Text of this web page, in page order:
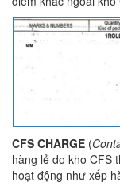
CFS CHARGE (
hàng lẻ do kho CFS
hoạt động như xếp